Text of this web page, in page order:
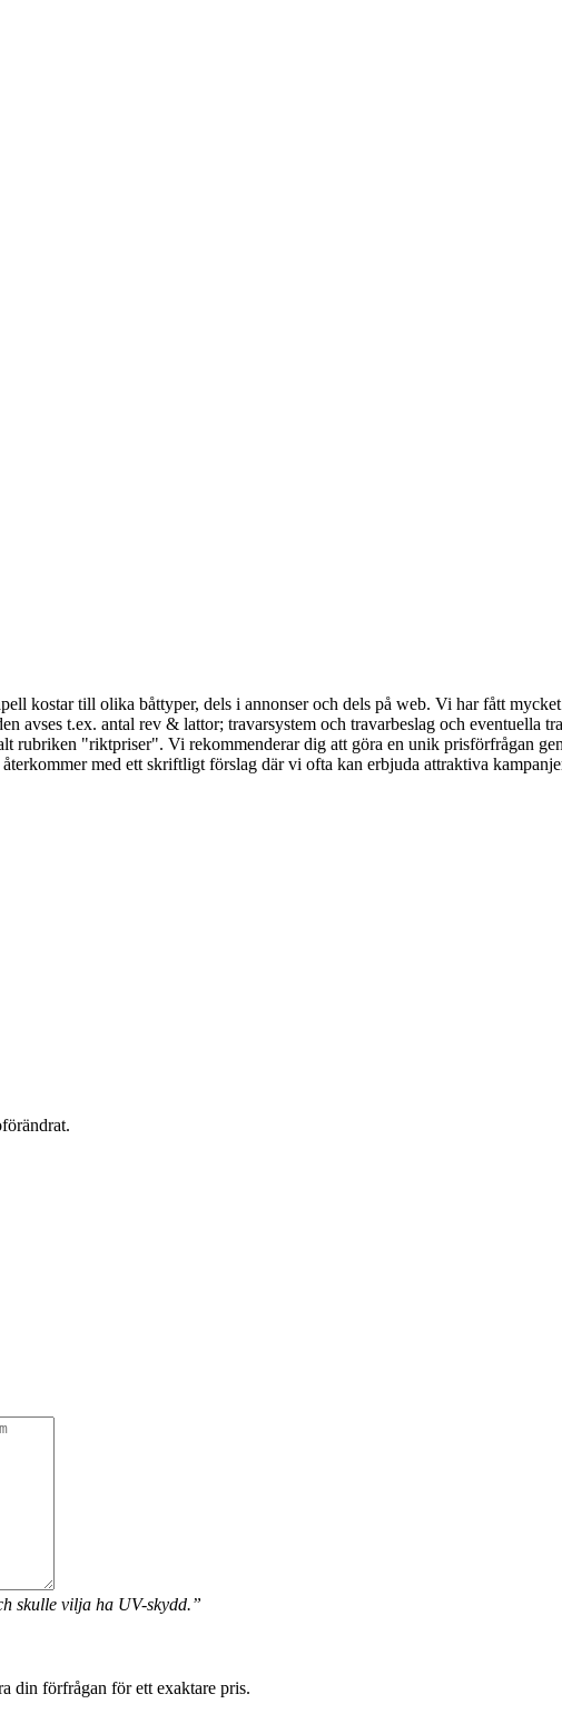
kostar till olika båttyper, dels i annonser och dels på web. Vi har fått
avses t.ex. antal rev & lattor; travarsystem och travarbeslag och
rubriken "riktpriser". Vi rekommenderar dig att göra en unik prisförfrågan
med ett skriftligt förslag där vi ofta kan erbjuda attraktiva
skulle vilja ha UV-skydd.”
din förfrågan för ett exaktare pris.